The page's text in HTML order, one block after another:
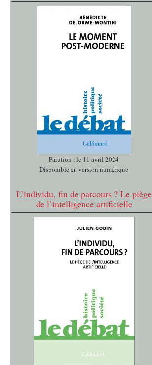
Parution : le 11 avril 2024
Disponible en version numérique
L’individu, fin de parcours ? Le piège
de l’intelligence artificielle